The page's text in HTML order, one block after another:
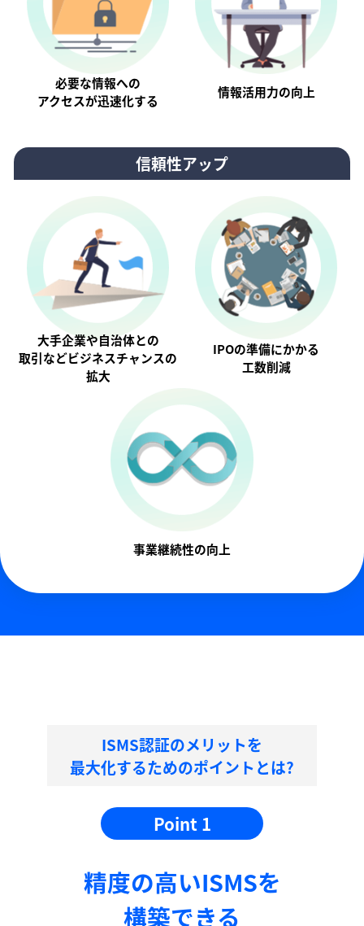
必要な情報への
アクセスが迅速化する
情報活⽤⼒の向上
信頼性アップ
大手企業や自治体との
取引などビジネスチャンスの
拡大
IPOの準備にかかる
工数削減
事業継続性の向上
ISMS認証のメリットを
最大化するためのポイントとは?
Point 1
精度の⾼いISMSを
構築できる